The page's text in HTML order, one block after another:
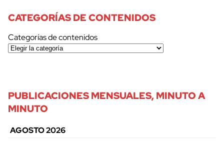
CATEGORÍAS DE CONTENIDOS
Categorías de contenidos
PUBLICACIONES MENSUALES, MINUTO A
MINUTO
AGOSTO 2026